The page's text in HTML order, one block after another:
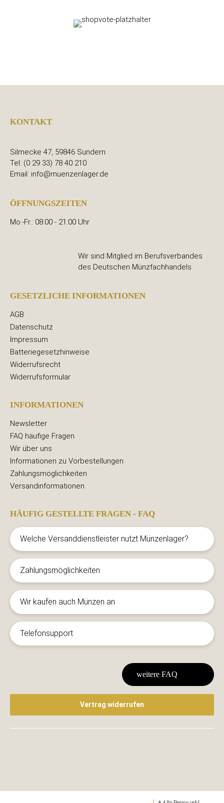
KONTAKT
Silmecke 47, 59846 Sundern
Tel: (0 29 33) 78 40 210
Email: info@muenzenlager.de
ÖFFNUNGSZEITEN
Mo.-Fr.: 08:00 - 21:00 Uhr
Wir sind Mitglied im Berufsverbandes
des Deutschen Münzfachhandels
GESETZLICHE INFORMATIONEN
AGB
Datenschutz
Impressum
Batteriegesetzhinweise
Widerrufsrecht
Widerrufsformular
INFORMATIONEN
Newsletter
FAQ häufige Fragen
Wir über uns
Informationen zu Vorbestellungen
Zahlungsmöglichkeiten
Versandinformationen
HÄUFIG GESTELLTE FRAGEN - FAQ
Welche Versanddienstleister nutzt Münzenlager?
Zahlungsmöglichkeiten
Wir kaufen auch Münzen an
Telefonsupport
weitere FAQ
Vertrag widerrufen